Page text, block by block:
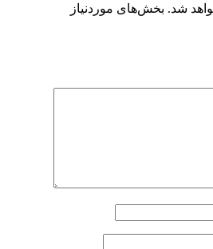
شد. بخش‌های موردنیاز